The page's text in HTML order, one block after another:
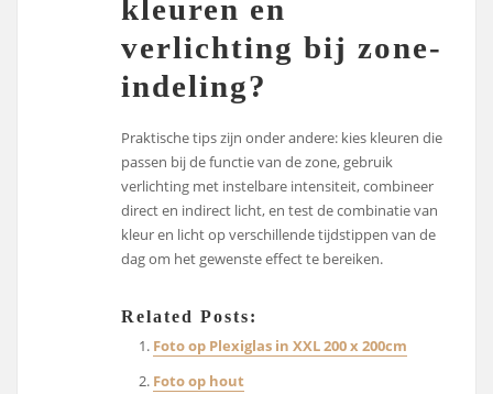
kleuren en
verlichting bij zone-
indeling?
Praktische tips zijn onder andere: kies kleuren die
passen bij de functie van de zone, gebruik
verlichting met instelbare intensiteit, combineer
direct en indirect licht, en test de combinatie van
kleur en licht op verschillende tijdstippen van de
dag om het gewenste effect te bereiken.
Related Posts:
Foto op Plexiglas in XXL 200 x 200cm
Foto op hout